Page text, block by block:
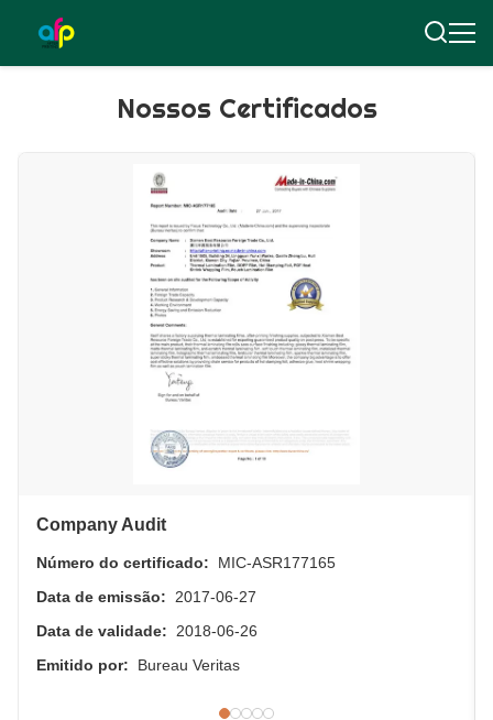
Nossos Certificados
Company Audit
Número do certificado:
MIC-ASR177165
Data de emissão:
2017-06-27
Data de validade:
2018-06-26
Emitido por:
Bureau Veritas